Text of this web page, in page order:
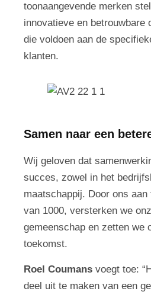
toonaangevende merken
innovatieve en betrouwbare
die voldoen aan de
klanten.
Samen naar een
Wij geloven dat
succes, zowel in het
maatschappij. Door ons
van 1000, versterken we
gemeenschap en zetten we
toekomst.
Roel Coumans voegt toe:
deel uit te maken van een